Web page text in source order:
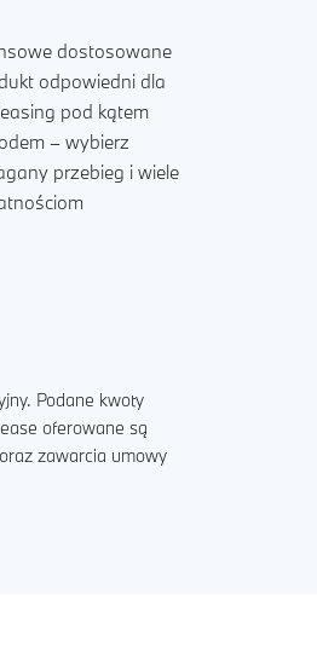
dostosowane
odpowiedni dla
pod kątem
– wybierz
przebieg i wiele
Podane kwoty
oferowane są
zawarcia umowy